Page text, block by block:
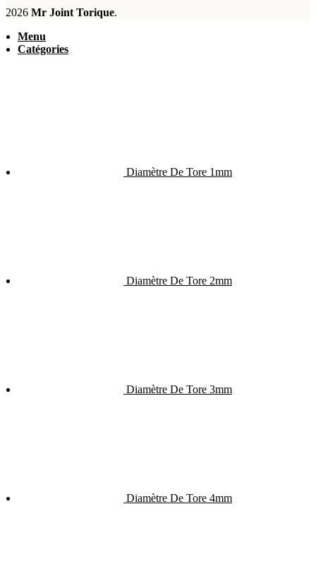
2026 Mr Joint Torique.
Menu
Catégories
Diamètre De Tore 1mm
Diamètre De Tore 2mm
Diamètre De Tore 3mm
Diamètre De Tore 4mm